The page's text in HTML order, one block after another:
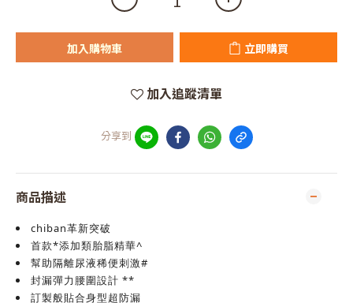
加入購物車 立即購買
加入追蹤清單
分享到
商品描述
chiban革新突破
首款*添加類胎脂精華^
幫助隔離尿液稀便刺激#
封漏彈力腰圍設計 **
訂製般貼合身型超防漏